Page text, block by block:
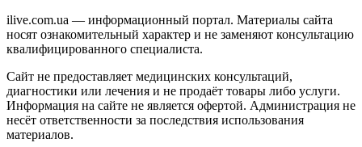
ilive.com.ua — информационный портал. Материалы сайта
носят ознакомительный характер и не заменяют консультацию
квалифицированного специалиста.
Сайт не предоставляет медицинских консультаций,
диагностики или лечения и не продаёт товары либо услуги.
Информация на сайте не является офертой. Администрация не
несёт ответственности за последствия использования
материалов.